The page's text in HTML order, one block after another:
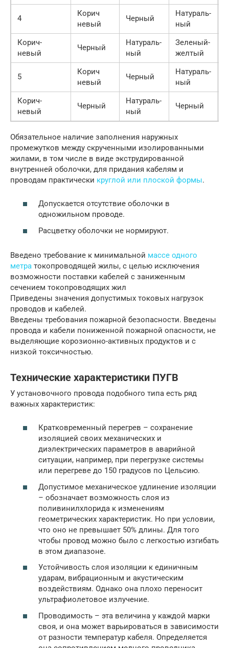
4
Корич
невый
Черный
Натураль-
ный
Корич-
невый
Черный
Натураль-
ный
Зеленый-
желтый
5
Корич
невый
Черный
Натураль-
ный
Корич-
невый
Черный
Натураль-
ный
Черный
Обязательное наличие заполнения наружных
промежутков между скрученными изолированными
жилами, в том числе в виде экструдированной
внутренней оболочки, для придания кабелям и
проводам практически круглой или плоской формы.
Допускается отсутствие оболочки в
одножильном проводе.
Расцветку оболочки не нормируют.
Введено требование к минимальной массе одного
метра токопроводящей жилы, с целью исключения
возможности поставки кабелей с заниженным
сечением токопроводящих жил
Приведены значения допустимых токовых нагрузок
проводов и кабелей.
Введены требования пожарной безопасности. Введены
провода и кабели пониженной пожарной опасности, не
выделяющие корозионно-активных продуктов и с
низкой токсичностью.
Технические характеристики ПУГВ
У установочного провода подобного типа есть ряд
важных характеристик:
Кратковременный перегрев – сохранение
изоляцией своих механических и
диэлектрических параметров в аварийной
ситуации, например, при перегрузке системы
или перегреве до 150 градусов по Цельсию.
Допустимое механическое удлинение изоляции
– обозначает возможность слоя из
поливинилхлорида к изменениям
геометрических характеристик. Но при условии,
что оно не превышает 50% длины. Для того
чтобы провод можно было с легкостью изгибать
в этом диапазоне.
Устойчивость слоя изоляции к единичным
ударам, вибрационным и акустическим
воздействиям. Однако она плохо переносит
ультрафиолетовое излучение.
Проводимость – эта величина у каждой марки
своя, и она может варьироваться в зависимости
от разности температур кабеля. Определяется